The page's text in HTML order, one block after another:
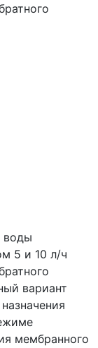
воды
5 и 10 л/ч
вариант
мембранного